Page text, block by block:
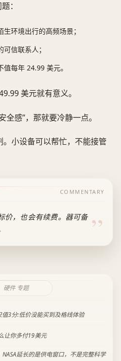
：
环境出行的高频场景；
信联系人；
每年 24.99 美元。
美元就有意义。
全感”，那就要冷静一点。
小设备可以帮忙，不能接管
COMMENTARY
价，也会有续费。器可备
硬件 专题
3分:低价没能买到及格线体验
让你多付19美元
延长的是供电窗口，不是完整科学